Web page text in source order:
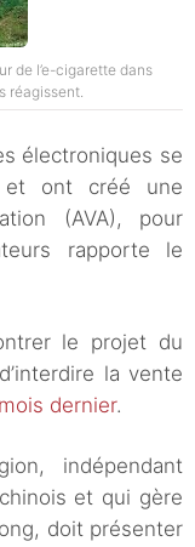
de l’e-cigarette dans
réagissent.
électroniques se
et ont créé une
(AVA), pour
rapporte le
le projet du
la vente
dernier.
indépendant
et qui gère
doit présenter